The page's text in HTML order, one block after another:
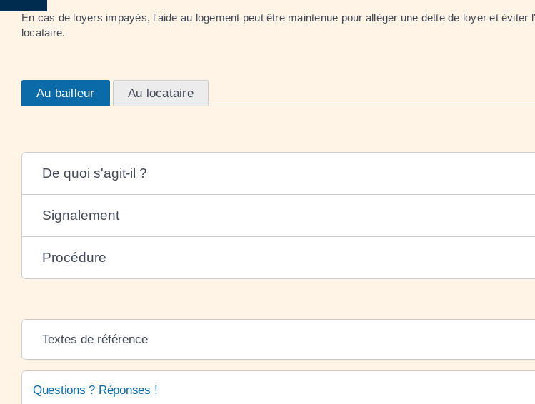
En cas de loyers impayés, l'aide au logement peut être maintenue pour alléger une dette de loyer et
locataire.
Au bailleur Au locataire
De quoi s'agit-il ?
Signalement
Procédure
Textes de référence
Questions ? Réponses !